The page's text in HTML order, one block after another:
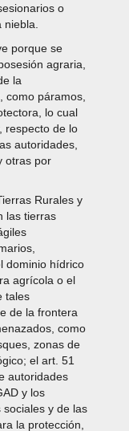
o
niebla.
porque se
agraria,
la
como páramos,
lo cual
respecto de lo
autoridades,
otras por
Rurales y
las tierras
dominio hídrico
agrícola o el
tales
de la frontera
como
zonas de
el art. 51
autoridades
y los
y de las
la protección,